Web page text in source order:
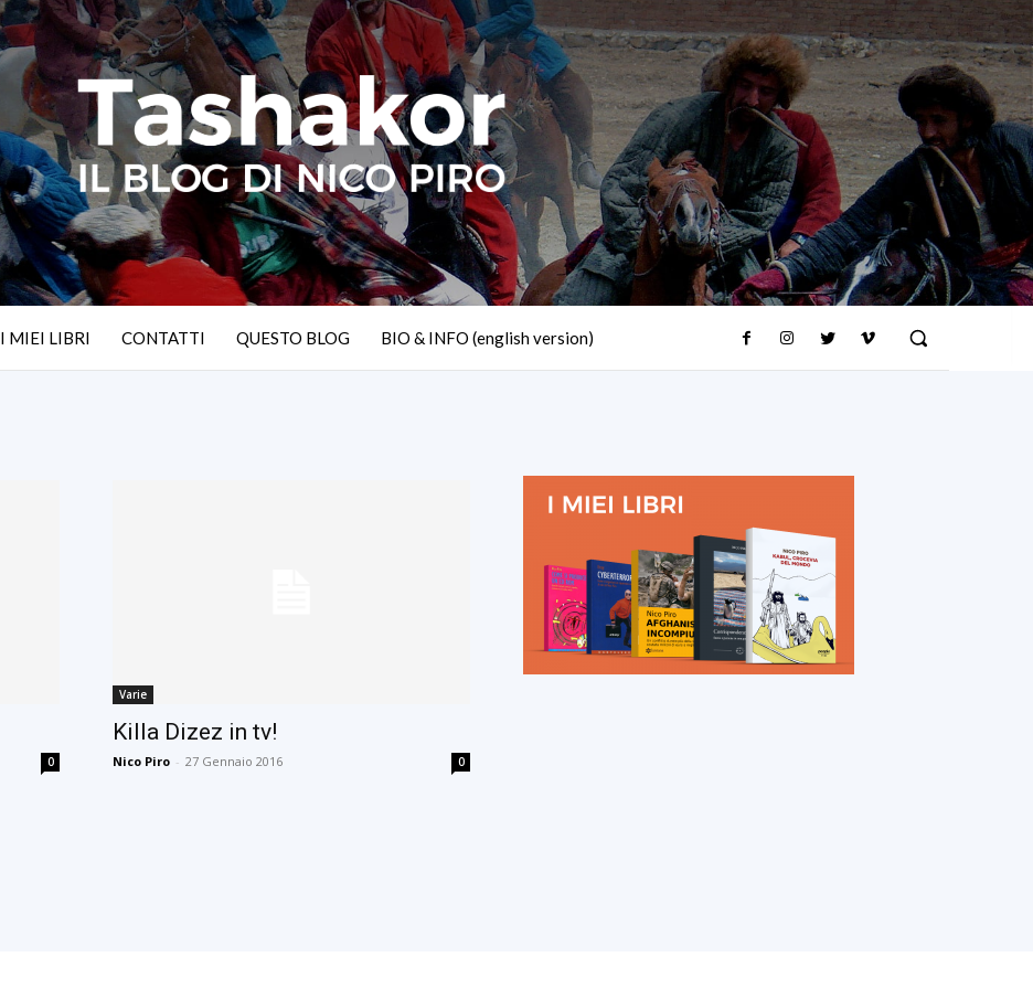
I MIEI LIBRI CONTATTI QUESTO BLOG BIO & INFO (english version)
0
Varie
Killa Dizez in tv!
Nico Piro - 27 Gennaio 2016 0